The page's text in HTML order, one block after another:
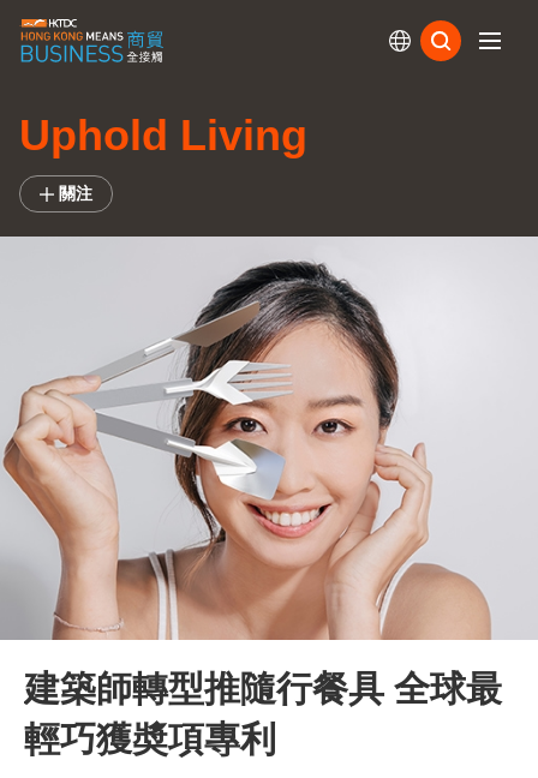
Uphold Living
關注
建築師轉型推隨行餐具 全球最
輕巧獲奬項專利